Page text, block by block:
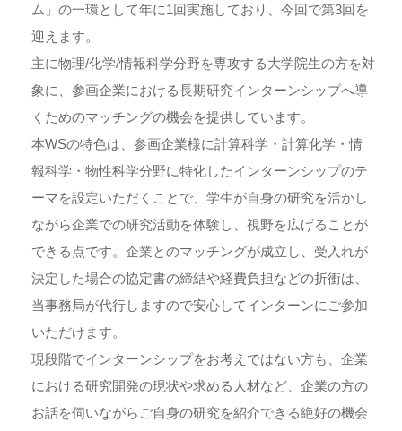
ム」の一環として年に1回実施しており、今回で第3回を
迎えます。
主に物理/化学/情報科学分野を専攻する大学院生の方を対
象に、参画企業における長期研究インターンシップへ導
くためのマッチングの機会を提供しています。
本WSの特色は、参画企業様に計算科学・計算化学・情
報科学・物性科学分野に特化したインターンシップのテ
ーマを設定いただくことで、学生が自身の研究を活かし
ながら企業での研究活動を体験し、視野を広げることが
できる点です。企業とのマッチングが成立し、受入れが
決定した場合の協定書の締結や経費負担などの折衝は、
当事務局が代行しますので安心してインターンにご参加
いただけます。
現段階でインターンシップをお考えではない方も、企業
における研究開発の現状や求める人材など、企業の方の
お話を伺いながらご自身の研究を紹介できる絶好の機会